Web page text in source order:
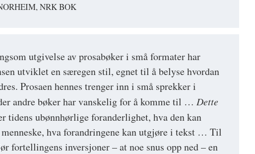
NRK BOK
utgivelse av prosabøker i små formater har
utviklet en særegen stil, egnet til å belyse hvordan
Prosaen hennes trenger inn i små sprekker i
andre bøker har vanskelig for å komme til … Dette
tidens ubønnhørlige foranderlighet, hva den kan
hva forandringene kan utgjøre i tekst … Til
fortellingens inversjoner – at noe snus opp ned – en